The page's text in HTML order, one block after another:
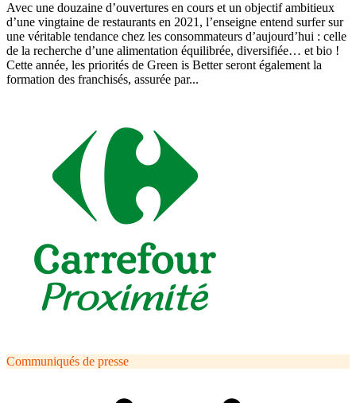
Avec une douzaine d’ouvertures en cours et un objectif ambitieux
d’une vingtaine de restaurants en 2021, l’enseigne entend surfer sur
une véritable tendance chez les consommateurs d’aujourd’hui : celle
de la recherche d’une alimentation équilibrée, diversifiée… et bio !
Cette année, les priorités de Green is Better seront également la
formation des franchisés, assurée par...
Communiqués de presse